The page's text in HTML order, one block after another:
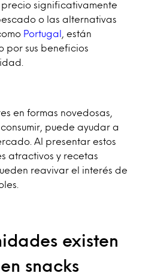
significativamente
o las alternativas
Portugal
, están
por sus beneficios
en formas novedosas,
puede ayudar a
Al presentar estos
atractivos y recetas
reavivar el interés de
existen
snacks